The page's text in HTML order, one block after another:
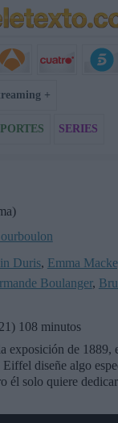
+
SERIES
Duris, Emma
Boulanger,
108 minutos
exposición de 1889,
diseñe algo
él solo quiere